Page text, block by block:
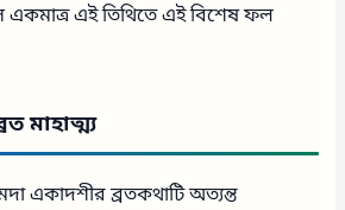
একমাত্র এই তিথিতে এই বিশেষ ফল
মাহাত্ম্য
একাদশীর ব্রতকথাটি অত্যন্ত